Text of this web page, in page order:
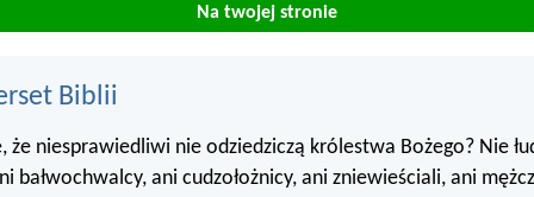
Na twojej stronie
Biblii
że niesprawiedliwi nie odziedziczą królestwa Bożego? Nie
bałwochwalcy, ani cudzołożnicy, ani zniewieściali, ani